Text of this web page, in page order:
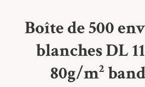
Boîte de 500
blanches DL
80g/m²